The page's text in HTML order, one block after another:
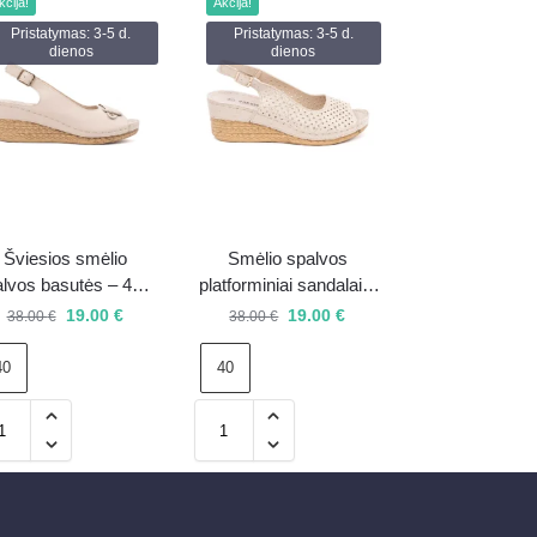
Pristatymas: 3-5 d.
dienos
Šviesios smėlio
basutės – 40 –
išpardavimas
38.00€ 19.00 €
Pristatymas: 3-5 d.
dienos
Smėlio spalvos
platforminiai sandalai –
40 – išpardavimas
38.00€ 19.00€
40